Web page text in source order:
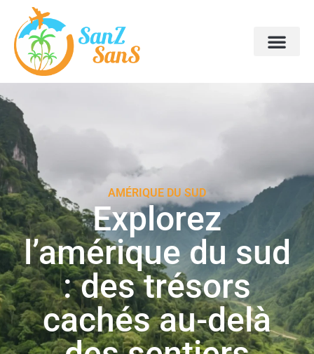
AMÉRIQUE DU SUD
Explorez
l’amérique du sud
: des trésors
cachés au-delà